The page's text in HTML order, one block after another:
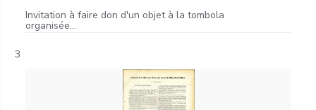
Invitation à faire don d'un objet à la tombola
organisée...
3